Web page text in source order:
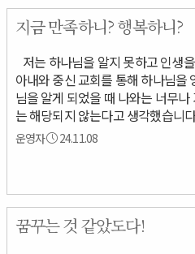
지금 만족하니? 행복하니?
저는 하나님을 알지 못하고 인생
아내와 중신 교회를 통해 하나님을
님을 알게 되었을 때 나와는 너무
는 해당되지 않는다고 생각했습니
운영자 24.11.08
꿈꾸는 것 같았도다!